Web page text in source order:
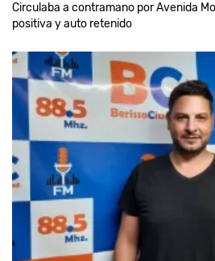
Circulaba a contramano por Avenida
positiva y auto retenido